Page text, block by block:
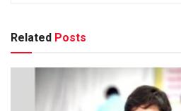
Related Posts